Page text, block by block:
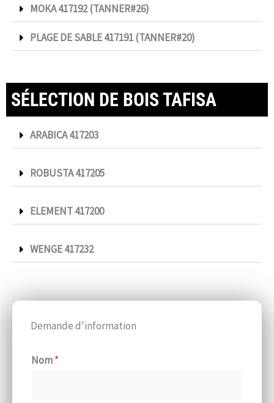
MOKA 417192 (TANNER#26)
PLAGE DE SABLE 417191 (TANNER#20)
SÉLECTION DE BOIS TAFISA
ARABICA 417203
ROBUSTA 417205
ELEMENT 417200
WENGE 417232
Demande d'information
Nom*